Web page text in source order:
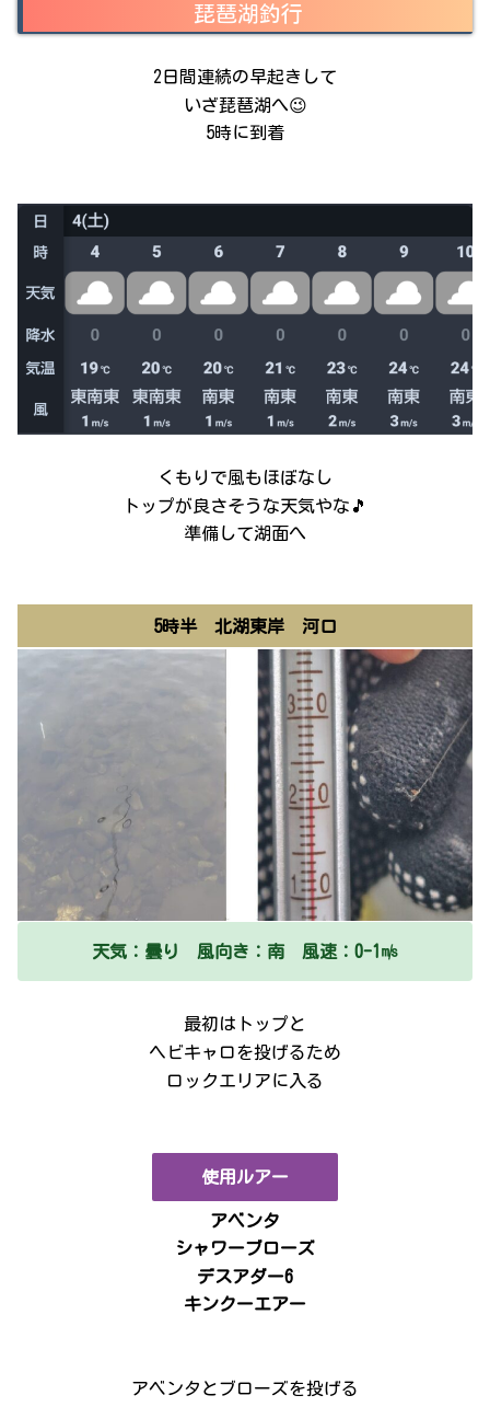
琵琶湖釣行
2日間連続の早起きして
いざ琵琶湖へ😉
5時に到着
くもりで風もほぼなし
トップが良さそうな天気やな🎵
準備して湖面へ
5時半 北湖東岸 河口
天気：曇り 風向き：南 風速：0-1㎧
最初はトップと
ヘビキャロを投げるため
ロックエリアに入る
使用ルアー
アベンタ
シャワーブローズ
デスアダー6
キンクーエアー
アベンタとブローズを投げる